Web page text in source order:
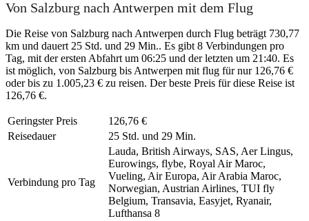
Von Salzburg nach Antwerpen mit dem Flug
Die Reise von Salzburg nach Antwerpen durch Flug beträgt 730,77
km und dauert 25 Std. und 29 Min.. Es gibt 8 Verbindungen pro
Tag, mit der ersten Abfahrt um 06:25 und der letzten um 21:40. Es
ist möglich, von Salzburg bis Antwerpen mit flug für nur 126,76 €
oder bis zu 1.005,23 € zu reisen. Der beste Preis für diese Reise ist
126,76 €.
Geringster Preis
126,76 €
Reisedauer
25 Std. und 29 Min.
Verbindung pro Tag
Lauda, British Airways, SAS, Aer Lingus,
Eurowings, flybe, Royal Air Maroc,
Vueling, Air Europa, Air Arabia Maroc,
Norwegian, Austrian Airlines, TUI fly
Belgium, Transavia, Easyjet, Ryanair,
Lufthansa 8